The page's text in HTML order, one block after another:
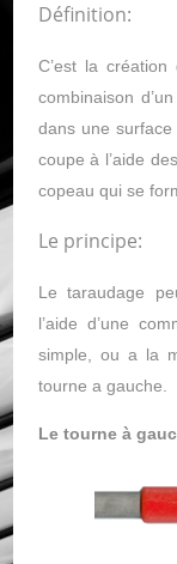
Définition:
C’est la
combinaison
dans une surface
coupe à l’aide
copeau qui se
Le principe:
Le taraudage
l’aide d’une
simple, ou a la
tourne a gauche.
Le tourne à